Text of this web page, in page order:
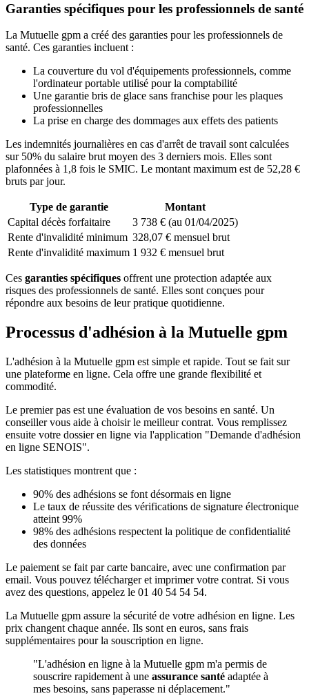
Garanties spécifiques pour les professionnels de santé
La Mutuelle gpm a créé des garanties pour les professionnels de
santé. Ces garanties incluent :
La couverture du vol d'équipements professionnels, comme
l'ordinateur portable utilisé pour la comptabilité
Une garantie bris de glace sans franchise pour les plaques
professionnelles
La prise en charge des dommages aux effets des patients
Les indemnités journalières en cas d'arrêt de travail sont calculées
sur 50% du salaire brut moyen des 3 derniers mois. Elles sont
plafonnées à 1,8 fois le SMIC. Le montant maximum est de 52,28 €
bruts par jour.
Type de garantie
Montant
Capital décès forfaitaire
3 738 € (au 01/04/2025)
Rente d'invalidité minimum 328,07 € mensuel brut
Rente d'invalidité maximum 1 932 € mensuel brut
Ces garanties spécifiques offrent une protection adaptée aux
risques des professionnels de santé. Elles sont conçues pour
répondre aux besoins de leur pratique quotidienne.
Processus d'adhésion à la Mutuelle gpm
L'adhésion à la Mutuelle gpm est simple et rapide. Tout se fait sur
une plateforme en ligne. Cela offre une grande flexibilité et
commodité.
Le premier pas est une évaluation de vos besoins en santé. Un
conseiller vous aide à choisir le meilleur contrat. Vous remplissez
ensuite votre dossier en ligne via l'application "Demande d'adhésion
en ligne SENOIS".
Les statistiques montrent que :
90% des adhésions se font désormais en ligne
Le taux de réussite des vérifications de signature électronique
atteint 99%
98% des adhésions respectent la politique de confidentialité
des données
Le paiement se fait par carte bancaire, avec une confirmation par
email. Vous pouvez télécharger et imprimer votre contrat. Si vous
avez des questions, appelez le 01 40 54 54 54.
La Mutuelle gpm assure la sécurité de votre adhésion en ligne. Les
prix changent chaque année. Ils sont en euros, sans frais
supplémentaires pour la souscription en ligne.
"L'adhésion en ligne à la Mutuelle gpm m'a permis de
souscrire rapidement à une assurance santé adaptée à
mes besoins, sans paperasse ni déplacement."